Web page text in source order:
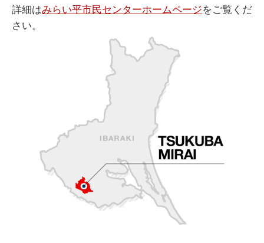
詳細はみらい平市民センターホームページをご覧くだ
さい。